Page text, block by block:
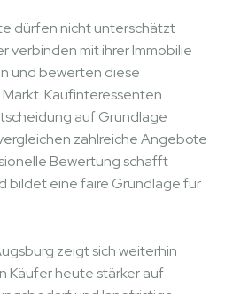
dürfen nicht unterschätzt
verbinden mit ihrer Immobilie
und bewerten diese
Kaufinteressenten
auf Grundlage
zahlreiche Angebote
Bewertung schafft
bildet eine faire Grundlage für
zeigt sich weiterhin
Käufer heute stärker auf